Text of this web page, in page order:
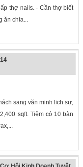
thợ nails. - Cần thợ biết
ăn chia...
sang văn minh lịch sự,
sqft. Tiệm có 10 bàn